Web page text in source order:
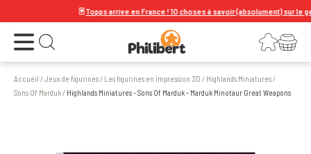
Topps arrive en France ! 10 choses à savoir (absolument) sur le
Ouvrir le menu Ouvrir la recherche Connexion
Votre panier
Accueil /Jeux de figurines/ Les figurines en impression 3D / Highlands Miniatures/
Sons Of Marduk/ Highlands Miniatures - Sons Of Marduk - Marduk Minotaur Great Weapons